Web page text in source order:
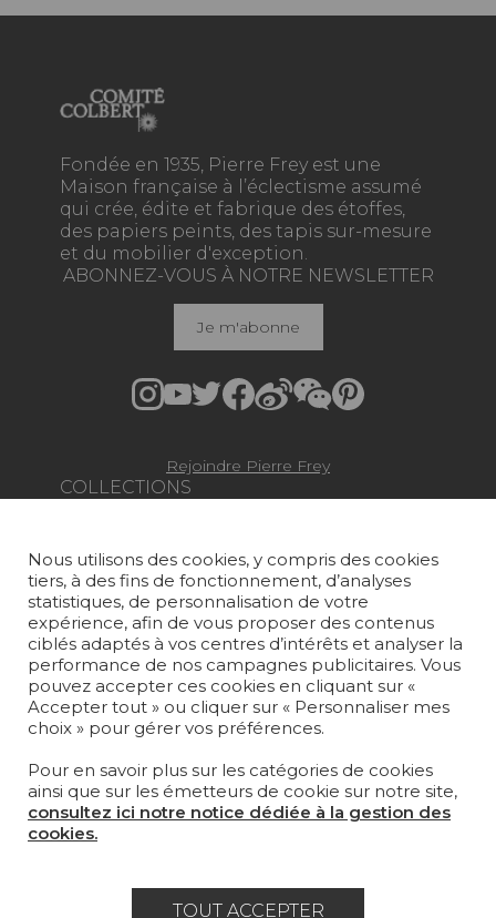
Fondée en 1935, Pierre Frey est une
Maison française à l’éclectisme assumé
qui crée, édite et fabrique des étoffes,
des papiers peints, des tapis sur-mesure
et du mobilier d'exception.
COLLECTIONS
PAPIERS PEINTS
TAPIS ET MOQUETTES
MOBILIER
PROJETS
SUR-MESURE
MAGAZINE
LA MAISON
ABONNEZ-VOUS À NOTRE NEWSLETTER
Je m'abonne
Rejoindre Pierre Frey
Nous utilisons des cookies, y compris des cookies
tiers, à des fins de fonctionnement, d’analyses
statistiques, de personnalisation de votre
expérience, afin de vous proposer des contenus
ciblés adaptés à vos centres d’intérêts et analyser la
performance de nos campagnes publicitaires. Vous
pouvez accepter ces cookies en cliquant sur «
Accepter tout » ou cliquer sur « Personnaliser mes
choix » pour gérer vos préférences.
Pour en savoir plus sur les catégories de cookies
ainsi que sur les émetteurs de cookie sur notre site,
consultez ici notre notice dédiée à la gestion des
cookies.
TOUT ACCEPTER